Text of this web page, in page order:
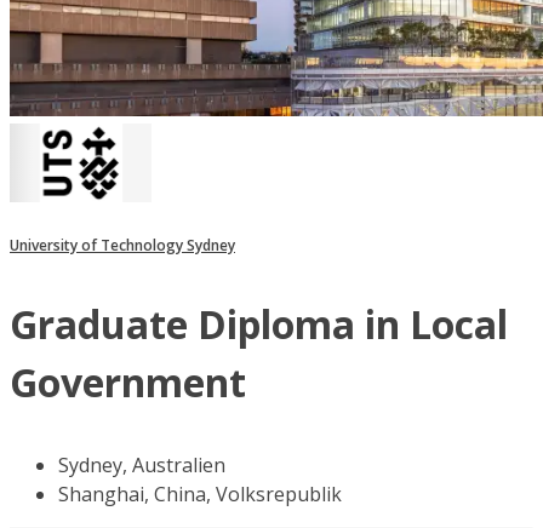
University of Technology Sydney
Graduate Diploma in Local
Government
Sydney, Australien
Shanghai, China, Volksrepublik